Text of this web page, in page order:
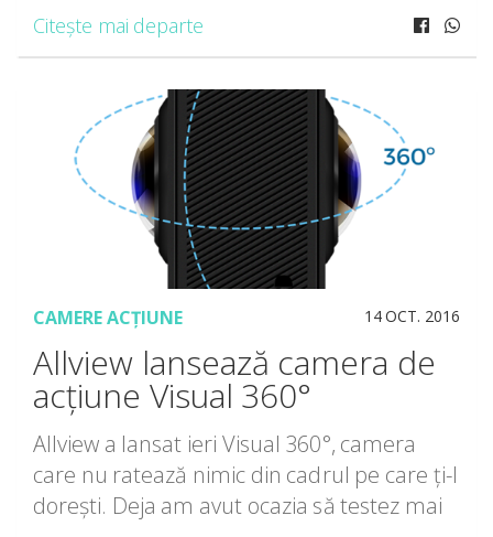
Hero6 Black aduce multe
îmbunătățiri pe […]
Citește mai departe
CAMERE ACȚIUNE 14 OCT. 2016
Allview lansează camera de
acțiune Visual 360°
Allview a lansat ieri Visual 360°, camera
care nu ratează nimic din cadrul pe care ți-l
dorești. Deja am avut ocazia să testez mai